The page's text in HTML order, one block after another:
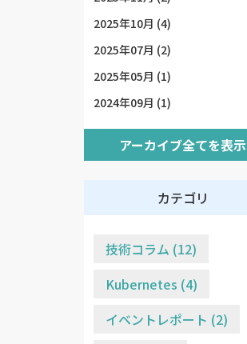
2025年10月 (4)
2025年07月 (2)
2025年05月 (1)
2024年09月 (1)
アーカイブ全てを表示
カテゴリ
技術コラム (12)
Kubernetes (4)
イベントレポート (2)